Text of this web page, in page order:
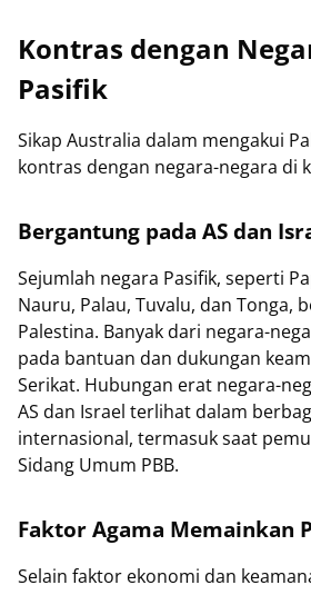
Kontras dengan
Pasifik
Sikap Australia dalam mengakui
kontras dengan negara-negara di
Bergantung pada AS dan
Sejumlah negara Pasifik, seperti
Nauru, Palau, Tuvalu, dan Tonga,
Palestina. Banyak dari negara-
pada bantuan dan dukungan
Serikat. Hubungan erat negara-
AS dan Israel terlihat dalam
internasional, termasuk saat
Sidang Umum PBB.
Faktor Agama Memainkan
Selain faktor ekonomi dan